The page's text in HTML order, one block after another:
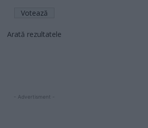
Arată rezultatele
- Advertisment -